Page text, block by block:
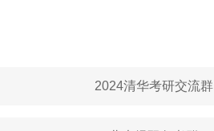
2024清华考研交流群